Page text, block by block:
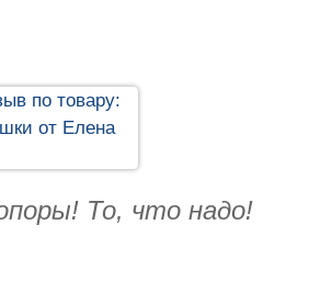
То, что надо!